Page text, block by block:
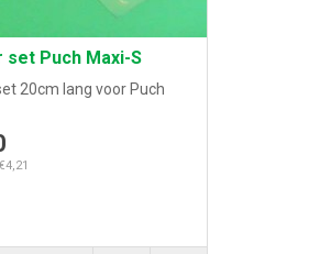
set Puch Maxi-S
20cm lang voor Puch